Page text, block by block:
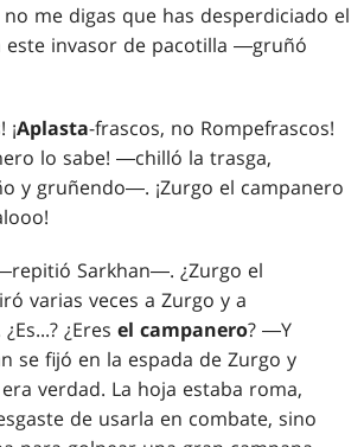
me digas que has desperdiciado el
este invasor de pacotilla ―gruñó
¡Aplasta-frascos, no Rompefrascos!
lo sabe! ―chilló la trasga,
y gruñendo―. ¡Zurgo el campanero
Sarkhan―. ¿Zurgo el
varias veces a Zurgo y a
¿Eresel campanero? ―Y
se fijó en la espada de Zurgo y
verdad. La hoja estaba roma,
de usarla en combate, sino